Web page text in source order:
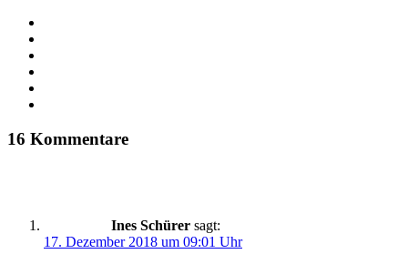
16 Kommentare
Ines Schürer sagt:
17. Dezember 2018 um 09:01 Uhr